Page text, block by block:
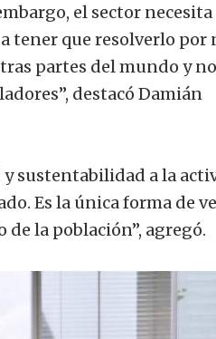
el sector necesita
tener que resolverlo por
partes del mundo y
destacó Damián
y sustentabilidad a la
Es la única forma de
la población”, agregó.